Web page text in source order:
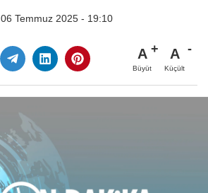
06 Temmuz 2025 - 19:10
A
Büyüt
A
Küçült